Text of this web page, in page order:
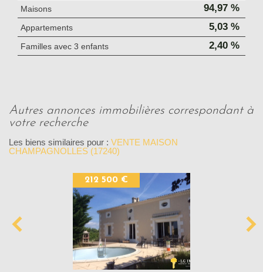
Maisons 94,97 %
Appartements 5,03 %
Familles avec 3 enfants 2,40 %
autres annonces immobilières correspondant à
votre recherche
Les biens similaires pour : VENTE MAISON
CHAMPAGNOLLES (17240)
212 500 €